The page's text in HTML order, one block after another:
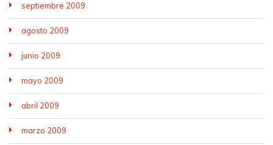
septiembre 2009
agosto 2009
junio 2009
mayo 2009
abril 2009
marzo 2009